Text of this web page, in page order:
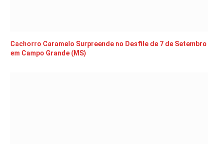
Cachorro Caramelo Surpreende no Desfile de 7 de Setembro
em Campo Grande (MS)